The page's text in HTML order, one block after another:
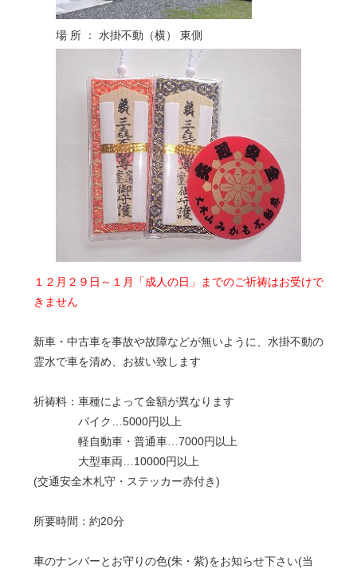
場 所 ： 水掛不動（横） 東側
１２月２９日～１月「成人の日」までのご祈祷はお受けで
きません
新車・中古車を事故や故障などが無いように、水掛不動の
霊水で車を清め、お祓い致します
祈祷料：車種によって金額が異なります
バイク…5000円以上
軽自動車・普通車…7000円以上
大型車両…10000円以上
(交通安全木札守・ステッカー赤付き)
所要時間：約20分
車のナンバーとお守りの色(朱・紫)をお知らせ下さい(当